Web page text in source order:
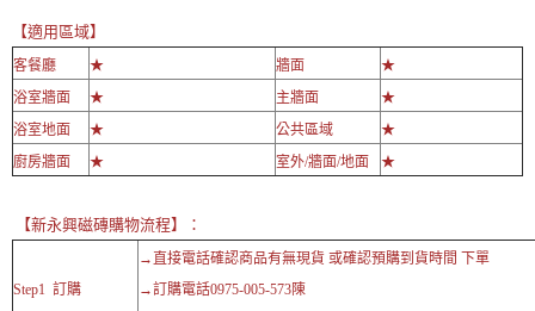
【適用區域】
客餐廳 ★ 牆面
★
浴室牆面
★ 主牆面
★
浴室地面
★ 公共區域
★
廚房牆面
★ 室外/牆面/地面 ★
【新永興磁磚購物流程】：
Step1 訂購
→直接電話確認商品有無現貨 或確認預購到貨時間 下單
→訂購電話0975-005-573陳